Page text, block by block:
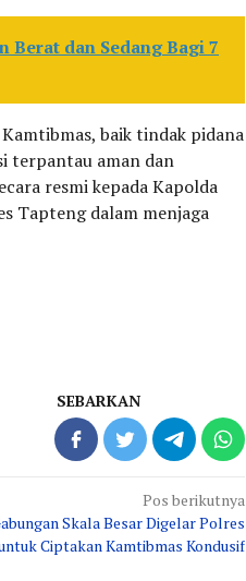
dan Sedang Bagi 7
baik tindak pidana
terpantau aman dan
resmi kepada Kapolda
Tapteng dalam menjaga
SEBARKAN
Pos berikutnya
Skala Besar Digelar Polres
Ciptakan Kamtibmas Kondusif